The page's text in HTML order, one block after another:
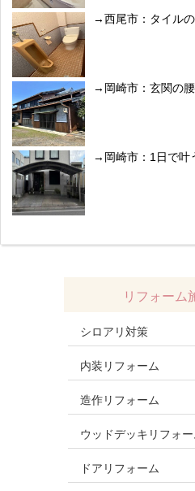
西尾市：タイルの不安を
岡崎市：玄関の
岡崎市：1日で叶
リフォーム
シロアリ対策
内装リフォーム
造作リフォーム
ウッドデッキリフォー
ドアリフォーム